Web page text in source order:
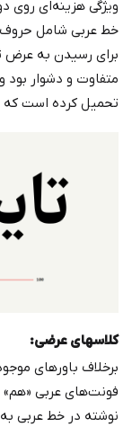
ویژگی هزینه‌ای روی
خط عربی شامل
برای رسیدن به عرض
متفاوت و دشوار بود
تحمیل کرده است که
کلاسهای عرضی:
برخلاف باورهای
فونت‌های عربی «هم»
نوشته در خط عربی